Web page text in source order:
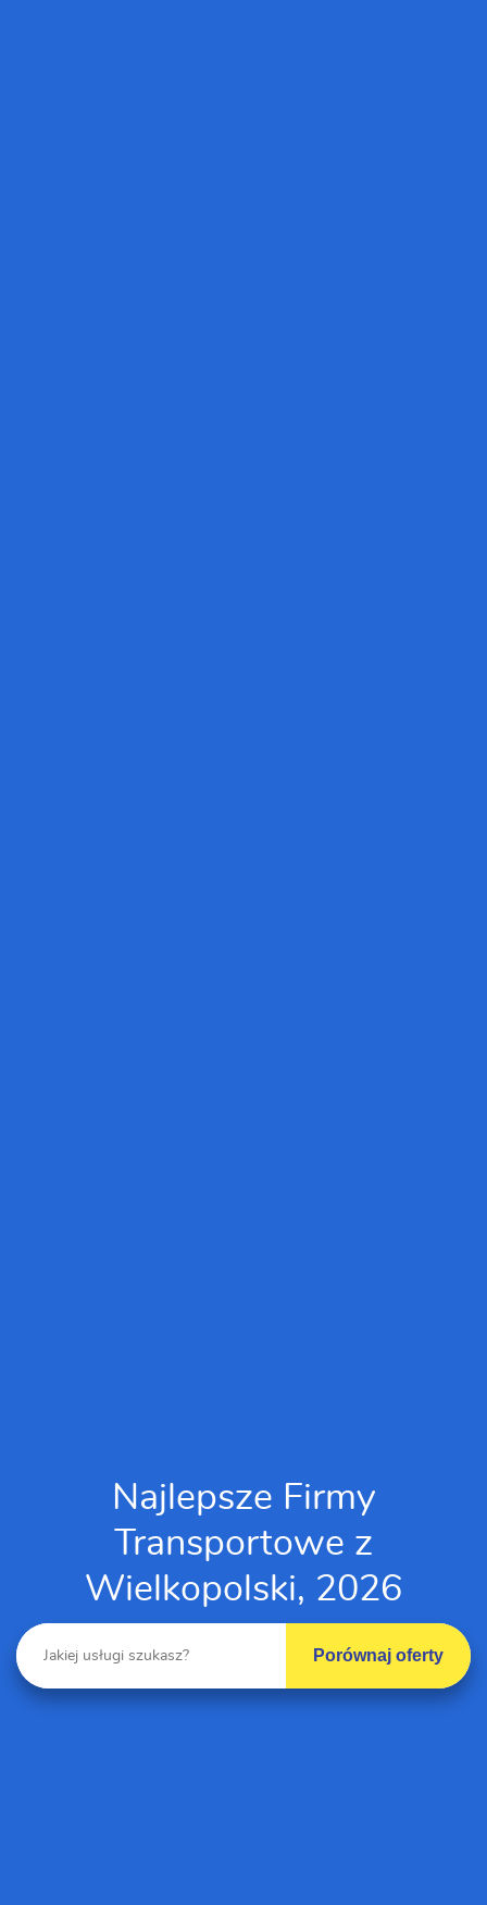
Najlepsze Firmy
Transportowe z
Wielkopolski, 2026
Porównaj oferty